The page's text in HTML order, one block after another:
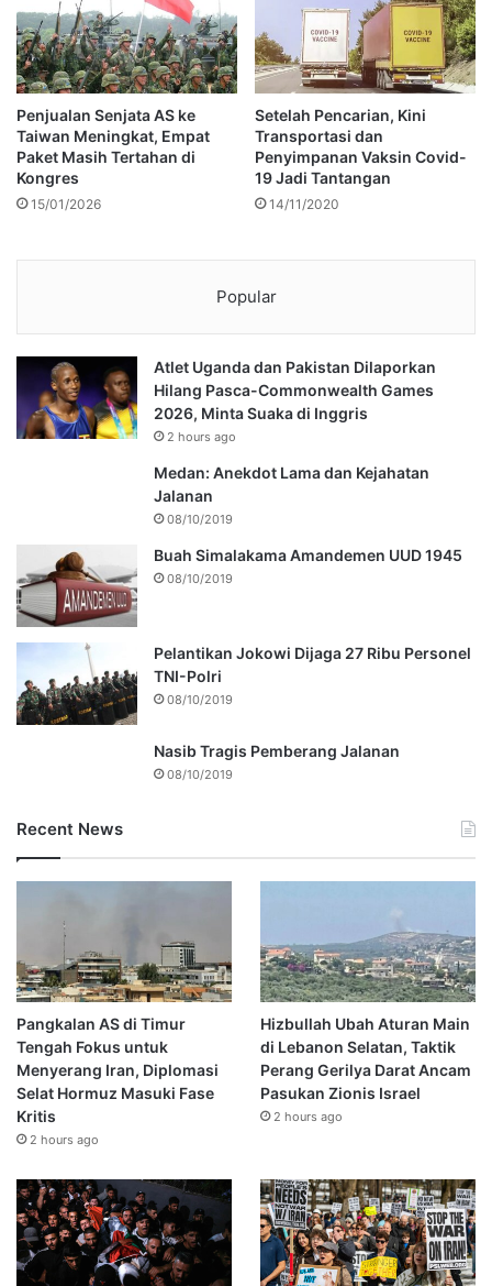
Penjualan Senjata AS ke
Taiwan Meningkat, Empat
Paket Masih Tertahan di
Kongres
15/01/2026
Setelah Pencarian, Kini
Transportasi dan
Penyimpanan Vaksin Covid-
19 Jadi Tantangan
14/11/2020
Popular
Atlet Uganda dan Pakistan Dilaporkan
Hilang Pasca-Commonwealth Games
2026, Minta Suaka di Inggris
2 hours ago
Medan: Anekdot Lama dan Kejahatan
Jalanan
08/10/2019
Buah Simalakama Amandemen UUD 1945
08/10/2019
Pelantikan Jokowi Dijaga 27 Ribu Personel
TNI-Polri
08/10/2019
Nasib Tragis Pemberang Jalanan
08/10/2019
Recent News
Pangkalan AS di Timur
Tengah Fokus untuk
Menyerang Iran, Diplomasi
Selat Hormuz Masuki Fase
Kritis
2 hours ago
Hizbullah Ubah Aturan Main
di Lebanon Selatan, Taktik
Perang Gerilya Darat Ancam
Pasukan Zionis Israel
2 hours ago